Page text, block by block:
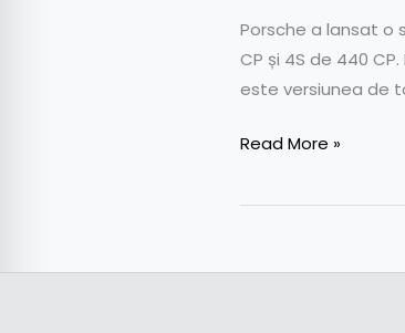
Porsche a lansat o
CP și 4S de 440
este versiunea de
Read More »